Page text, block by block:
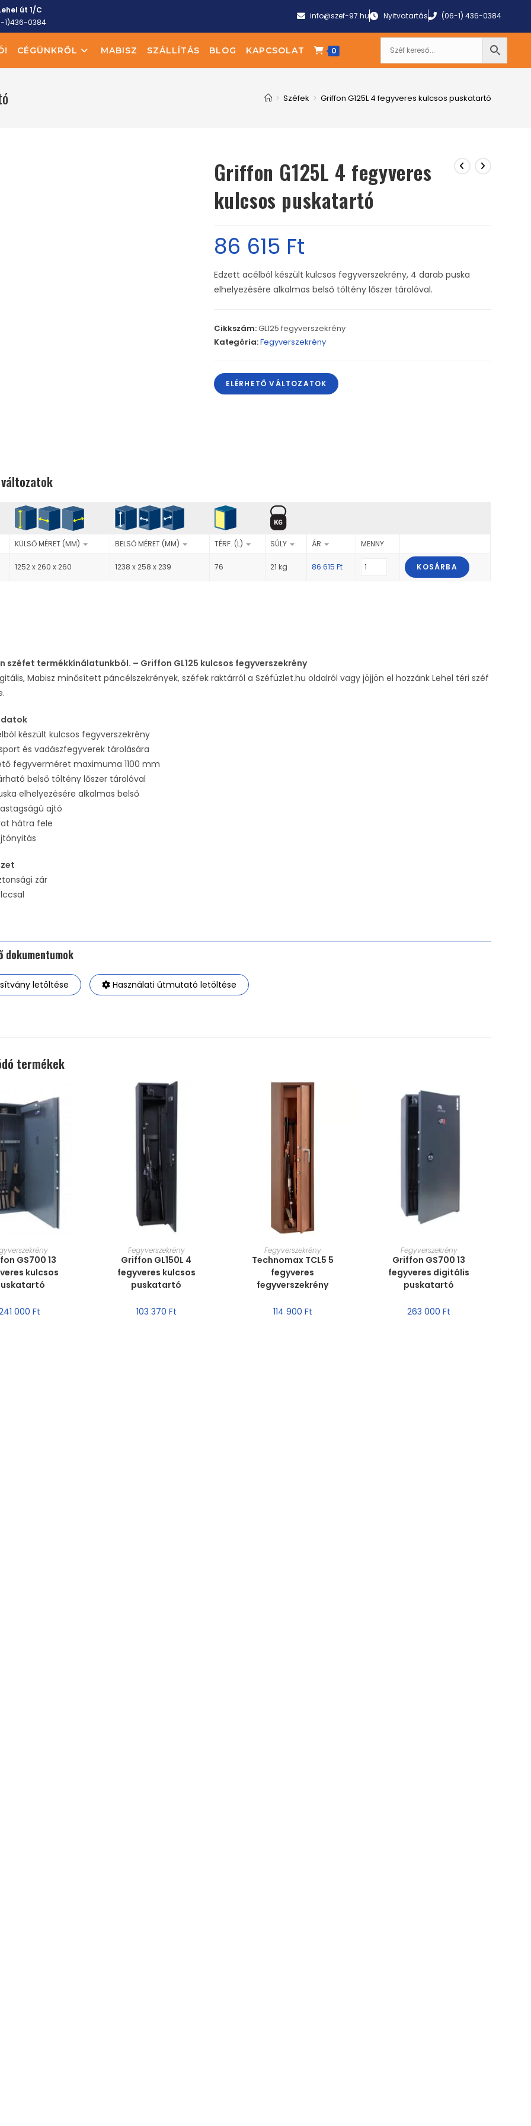
út 1/C
1)436-0384
info@szef-97.hu Nyitvatartás (06-1) 436-0384
CÉGÜNKRŐL MABISZ SZÁLLÍTÁS BLOG KAPCSOLAT 0
> Széfek > Griffon G125L 4 fegyveres kulcsos puskatartó
Griffon G125L 4 fegyveres
kulcsos puskatartó
86 615 Ft
Edzett acélból készült kulcsos fegyverszekrény, 4 darab puska
elhelyezésére alkalmas belső töltény lőszer tárolóval.
Cikkszám:GL125 fegyverszekrény
Kategória:Fegyverszekrény
ELÉRHETŐ VÁLTOZATOK
KÜLSŐ MÉRET (MM) BELSŐ MÉRET (MM) TÉRF. (L) SÚLY ÁR MENNY.
1252 x 260 x 260 1238 x 258 x 239 76 21 kg 86 615Ft KOSÁRBA
széfet termékkínálatunkból. – Griffon GL125 kulcsos fegyverszekrény
Mabisz minősített páncélszekrények, széfek raktárról a Széfüzlet.hu oldalról vagy jöjjön el hozzánk Lehel téri széf
készült kulcsos fegyverszekrény
és vadászfegyverek tárolására
fegyverméret maximuma 1100 mm
belső töltény lőszer tárolóval
elhelyezésére alkalmas belső
ajtó
hátra fele
zár
dokumentumok
letöltése Használati útmutató letöltése
termékek
VÁLASZTÁSA
GS700 13
kulcsos
000Ft
MÉRET VÁLASZTÁSA
Fegyverszekrény
Griffon GL150L 4
fegyveres kulcsos
puskatartó
103 370 Ft
MÉRET VÁLASZTÁSA
Fegyverszekrény
Technomax TCL5 5
fegyveres
fegyverszekrény
114 900 Ft
MÉRET VÁLASZTÁSA
Fegyverszekrény
Griffon GS700 13
fegyveres digitális
puskatartó
263 000Ft